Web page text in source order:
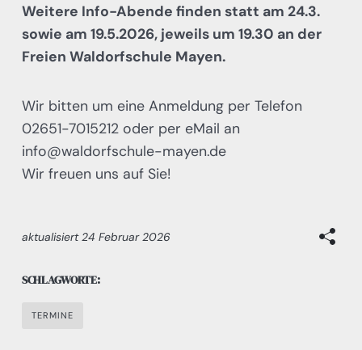
Weitere Info-Abende finden statt am 24.3.
sowie am 19.5.2026, jeweils um 19.30 an der
Freien Waldorfschule Mayen.
Wir bitten um eine Anmeldung per Telefon
02651-7015212 oder per eMail an
info@waldorfschule-mayen.de
Wir freuen uns auf Sie!
aktualisiert24 Februar 2026
SCHLAGWORTE:
TERMINE